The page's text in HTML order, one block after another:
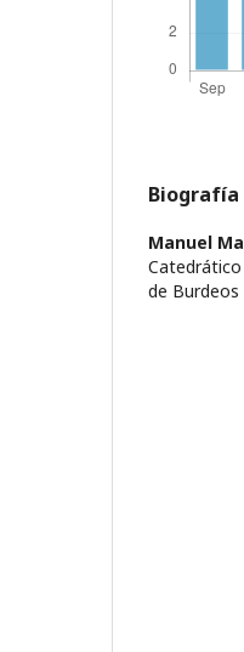
Manuel
Catedrático
de Burdeos